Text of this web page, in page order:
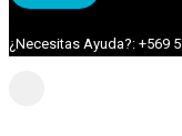
¿Necesitas Ayuda?: +569